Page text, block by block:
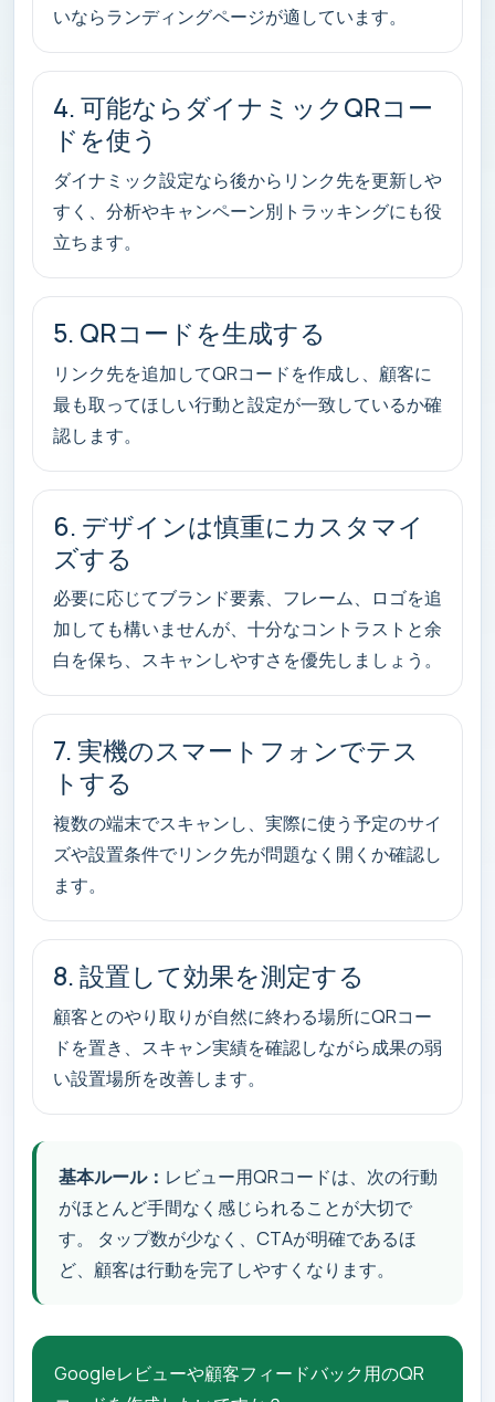
いならランディングページが適しています。
4. 可能ならダイナミックQRコー
ドを使う
ダイナミック設定なら後からリンク先を更新しや
すく、分析やキャンペーン別トラッキングにも役
立ちます。
5. QRコードを生成する
リンク先を追加してQRコードを作成し、顧客に
最も取ってほしい行動と設定が一致しているか確
認します。
6. デザインは慎重にカスタマイ
ズする
必要に応じてブランド要素、フレーム、ロゴを追
加しても構いませんが、十分なコントラストと余
白を保ち、スキャンしやすさを優先しましょう。
7. 実機のスマートフォンでテス
トする
複数の端末でスキャンし、実際に使う予定のサイ
ズや設置条件でリンク先が問題なく開くか確認し
ます。
8. 設置して効果を測定する
顧客とのやり取りが自然に終わる場所にQRコー
ドを置き、スキャン実績を確認しながら成果の弱
い設置場所を改善します。
基本ルール： レビュー用QRコードは、次の行動
がほとんど手間なく感じられることが大切で
す。 タップ数が少なく、CTAが明確であるほ
ど、顧客は行動を完了しやすくなります。
Googleレビューや顧客フィードバック用のQR